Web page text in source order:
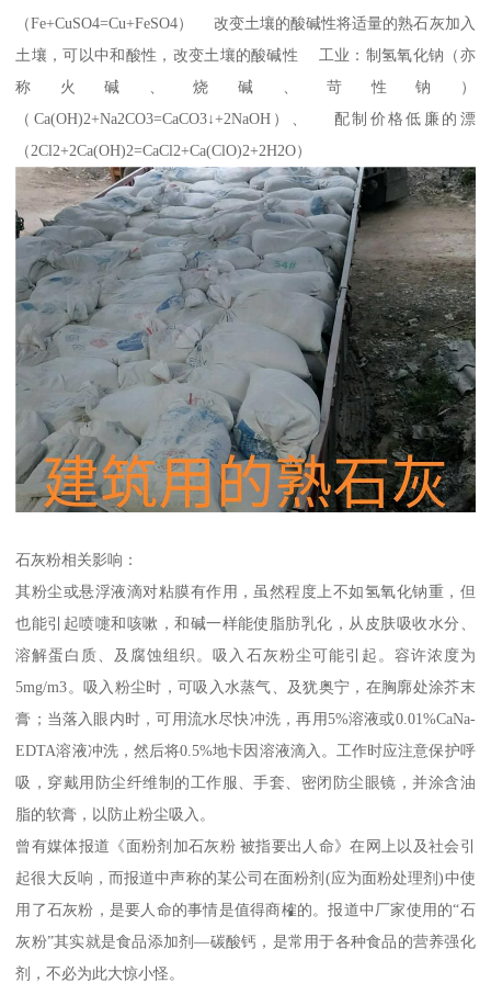
（Fe+CuSO4=Cu+FeSO4） 改变土壤的酸碱性将适量的熟石灰加入
土壤，可以中和酸性，改变土壤的酸碱性 工业：制氢氧化钠（亦
称火碱、烧碱、苛性钠）
（Ca(OH)2+Na2CO3=CaCO3↓+2NaOH）、 配制价格低廉的漂
（2Cl2+2Ca(OH)2=CaCl2+Ca(ClO)2+2H2O）
石灰粉相关影响：
其粉尘或悬浮液滴对粘膜有作用，虽然程度上不如氢氧化钠重，但
也能引起喷嚏和咳嗽，和碱一样能使脂肪乳化，从皮肤吸收水分、
溶解蛋白质、及腐蚀组织。吸入石灰粉尘可能引起。容许浓度为
5mg/m3。吸入粉尘时，可吸入水蒸气、及犹奥宁，在胸廓处涂芥末
膏；当落入眼内时，可用流水尽快冲洗，再用5%溶液或0.01%CaNa-
EDTA溶液冲洗，然后将0.5%地卡因溶液滴入。工作时应注意保护呼
吸，穿戴用防尘纤维制的工作服、手套、密闭防尘眼镜，并涂含油
脂的软膏，以防止粉尘吸入。
曾有媒体报道《面粉剂加石灰粉 被指要出人命》在网上以及社会引
起很大反响，而报道中声称的某公司在面粉剂(应为面粉处理剂)中使
用了石灰粉，是要人命的事情是值得商榷的。报道中厂家使用的“石
灰粉”其实就是食品添加剂—碳酸钙，是常用于各种食品的营养强化
剂，不必为此大惊小怪。